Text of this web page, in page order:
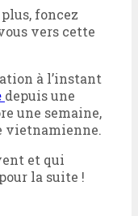
plus, foncez
vers cette
à l’instant
depuis une
une semaine,
vietnamienne.
et qui
la suite !